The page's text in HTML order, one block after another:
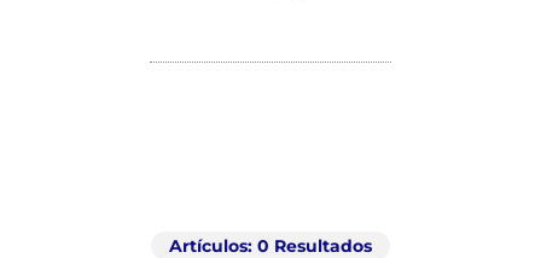
Artículos: 0 Resultados